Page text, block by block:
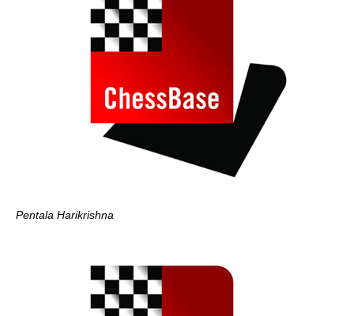
Pentala Harikrishna